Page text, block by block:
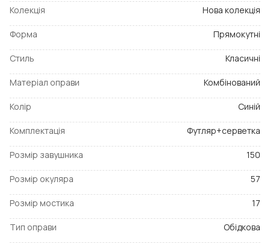
Колекція Нова колекція
Форма Прямокутні
Стиль Класичні
Матеріал оправи Комбінований
Колір Синій
Комплектація Футляр+серветка
Розмір завушника 150
Розмір окуляра 57
Розмір мостика 17
Тип оправи Обідкова